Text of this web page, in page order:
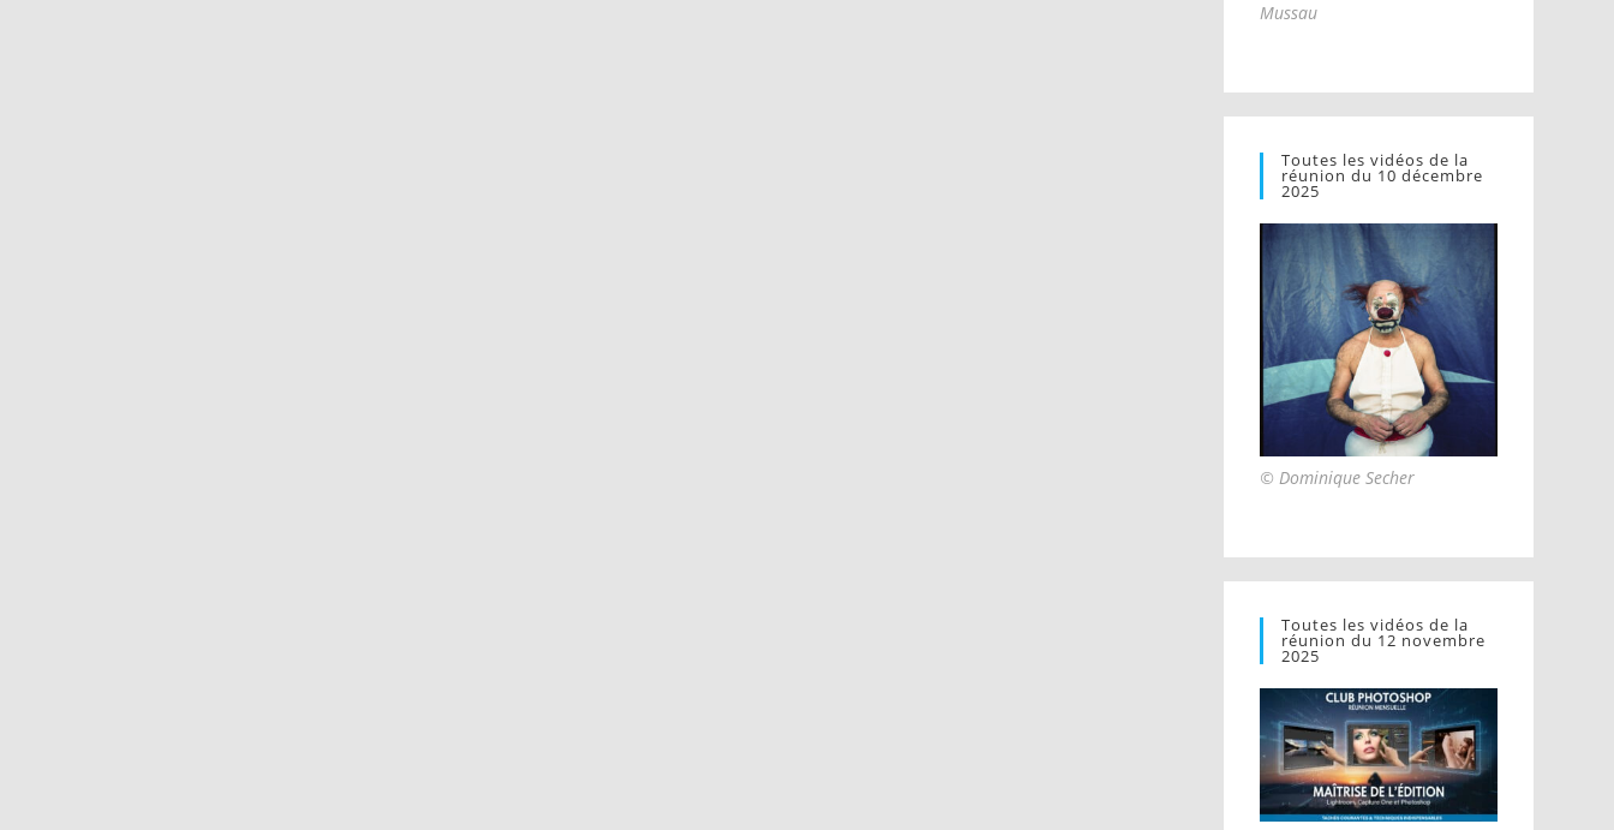
Mussau
Toutes les vidéos de la
réunion du 10 décembre
2025
© Dominique Secher
Toutes les vidéos de la
réunion du 12 novembre
2025